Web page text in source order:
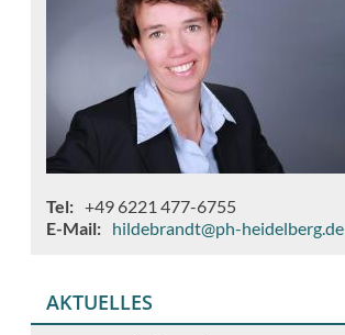
Tel
+49 6221 477-6755
E-Mail
hildebrandt@ph-heidelberg.de
AKTUELLES